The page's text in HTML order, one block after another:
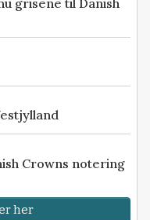
Crowns notering
her